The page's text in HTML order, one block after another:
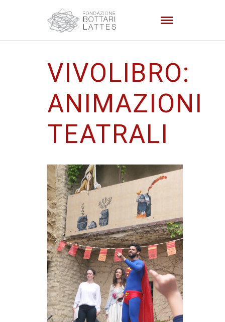
VIVOLIBRO:
ANIMAZIONI
TEATRALI